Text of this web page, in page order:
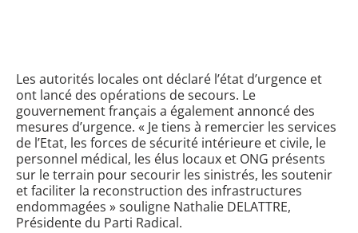
Les autorités locales ont déclaré l’état d’urgence et
ont lancé des opérations de secours. Le
gouvernement français a également annoncé des
mesures d’urgence. « Je tiens à remercier les services
de l’Etat, les forces de sécurité intérieure et civile, le
personnel médical, les élus locaux et ONG présents
sur le terrain pour secourir les sinistrés, les soutenir
et faciliter la reconstruction des infrastructures
endommagées »souligne Nathalie DELATTRE,
Présidente du Parti Radical.